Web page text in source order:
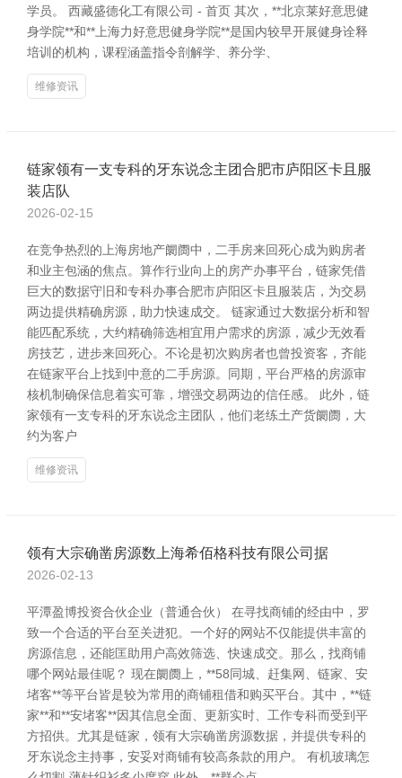
学员。 西藏盛德化工有限公司 - 首页 其次，**北京莱好意思健
身学院**和**上海力好意思健身学院**是国内较早开展健身诠释
培训的机构，课程涵盖指令剖解学、养分学、
维修资讯
链家领有一支专科的牙东说念主团合肥市庐阳区卡且服
装店队
2026-02-15
在竞争热烈的上海房地产阛阓中，二手房来回死心成为购房者
和业主包涵的焦点。算作行业向上的房产办事平台，链家凭借
巨大的数据守旧和专科办事合肥市庐阳区卡且服装店，为交易
两边提供精确房源，助力快速成交。 链家通过大数据分析和智
能匹配系统，大约精确筛选相宜用户需求的房源，减少无效看
房技艺，进步来回死心。不论是初次购房者也曾投资客，齐能
在链家平台上找到中意的二手房源。同期，平台严格的房源审
核机制确保信息着实可靠，增强交易两边的信任感。 此外，链
家领有一支专科的牙东说念主团队，他们老练土产货阛阓，大
约为客户
维修资讯
领有大宗确凿房源数上海希佰格科技有限公司据
2026-02-13
平潭盈博投资合伙企业（普通合伙） 在寻找商铺的经由中，罗
致一个合适的平台至关进犯。一个好的网站不仅能提供丰富的
房源信息，还能匡助用户高效筛选、快速成交。那么，找商铺
哪个网站最佳呢？ 现在阛阓上，**58同城、赶集网、链家、安
堵客**等平台皆是较为常用的商铺租借和购买平台。其中，**链
家**和**安堵客**因其信息全面、更新实时、工作专科而受到平
方招供。尤其是链家，领有大宗确凿房源数据，并提供专科的
牙东说念主持事，安妥对商铺有较高条款的用户。 有机玻璃怎